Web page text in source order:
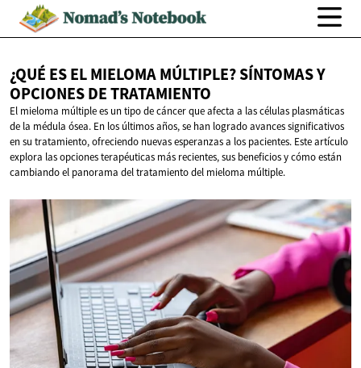
¿QUÉ ES EL MIELOMA MÚLTIPLE? SÍNTOMAS Y
OPCIONESDE TRATAMIENTO
El mieloma múltiple es un tipo de cáncer que afecta a las células plasmáticas
de la médula ósea. En los últimos años, se han logrado avances significativos
en su tratamiento, ofreciendo nuevas esperanzas a los pacientes. Este artículo
explora las opciones terapéuticas más recientes, sus beneficios y cómo están
cambiando el panorama del tratamiento del mieloma múltiple.